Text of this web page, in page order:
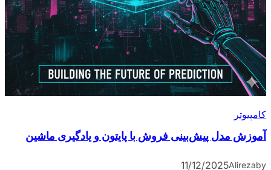
کامپیوتر
آموزش مدل پیش‌بینی فروش با پایتون و یادگیری ماشین
by
Alireza
11/12/2025